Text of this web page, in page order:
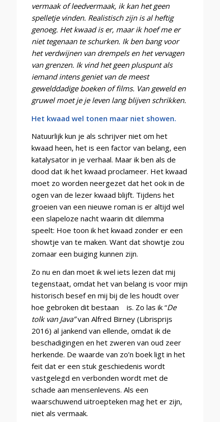
vermaak of leedvermaak, ik kan het geen
spelletje vinden. Realistisch zijn is al heftig
genoeg. Het kwaad is er, maar ik hoef me er
niet tegenaan te schurken. Ik ben bang voor
het verdwijnen van drempels en het vervagen
van grenzen. Ik vind het geen pluspunt als
iemand intens geniet van de meest
gewelddadige boeken of films. Van geweld en
gruwel moet je je leven lang blijven schrikken.
Het kwaad wel tonen maar niet showen.
Natuurlijk kun je als schrijver niet om het
kwaad heen, het is een factor van belang, een
katalysator in je verhaal. Maar ik ben als de
dood dat ik het kwaad proclameer. Het kwaad
moet zo worden neergezet dat het ook in de
ogen van de lezer kwaad blijft. Tijdens het
groeien van een nieuwe roman is er altijd wel
een slapeloze nacht waarin dit dilemma
speelt: Hoe toon ik het kwaad zonder er een
showtje van te maken. Want dat showtje zou
zomaar een buiging kunnen zijn.
Zo nu en dan moet ik wel iets lezen dat mij
tegenstaat, omdat het van belang is voor mijn
historisch besef en mij bij de les houdt over
hoe gebroken dit bestaan is. Zo las ik “De
tolk van Java”van Alfred Birney (Librisprijs
2016) al jankend van ellende, omdat ik de
beschadigingen en het zweren van oud zeer
herkende. De waarde van zo’n boek ligt in het
feit dat er een stuk geschiedenis wordt
vastgelegd en verbonden wordt met de
schade aan mensenlevens. Als een
waarschuwend uitroepteken mag het er zijn,
niet als vermaak.